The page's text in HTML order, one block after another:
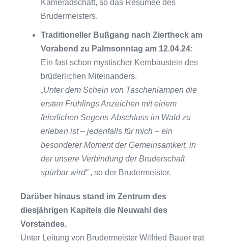
Kameradschaft, so das Resümee des
Brudermeisters.
Traditioneller Bußgang nach Ziertheck am
Vorabend zu Palmsonntag am 12.04.24:
Ein fast schon mystischer Kernbaustein des
brüderlichen Miteinanders.
„Unter dem Schein von Taschenlampen die
ersten Frühlings Anzeichen mit einem
feierlichen Segens-Abschluss im Wald zu
erleben ist – jedenfalls für mich – ein
besonderer Moment der Gemeinsamkeit, in
der unsere Verbindung der Bruderschaft
spürbar wird“, so der Brudermeister.
Darüber hinaus stand im Zentrum des
diesjährigen Kapitels die Neuwahl des
Vorstandes.
Unter Leitung von Brudermeister Wilfried Bauer trat